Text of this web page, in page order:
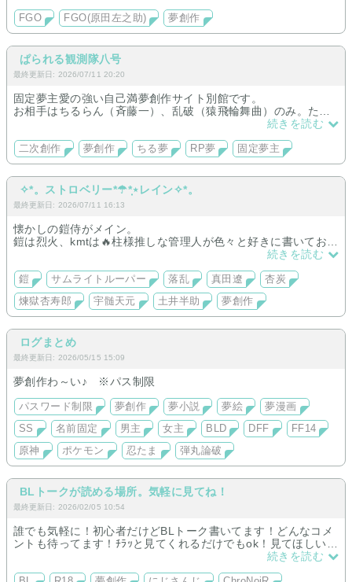
FGO FGO(原田左之助) 夢創作
ぱられる観測隊八号
最終更新日: 2026/07/11 20:20
固定夢主愛の強い自己満夢創作サイト別館です。
お相手はちるらん（斉藤一）、乱破（猿飛輪舞曲）のみ。たま
に他キャラも書くことありますが、かなり稀です。続きを読む
二次創作 夢創作 ちる夢 RP夢 固定夢主
✧︎*。ストロベリー*☂*̣̩⋆レイン✧︎*。
最終更新日: 2026/07/11 16:13
懐かしの鎧侍がメイン。
鎧は烈火、kmtは🔥柱様推しな管理人が色々と好きに書いており
現在、一時的にPCからのアクセスを制限しております。
☘ ̖́7/11☘鎧短編 ̖́-
を更新しました！
気ままにゆるーく更新中✨
続きを読む
鎧 サムライトルーパー 落乱 真田遼
杏炭
煉獄杏寿郎
宇髄天元 土井半助 夢創作
ログまとめ
最終更新日: 2026/05/15 15:09
夢創作わ～い♪ ※パス制限
パスワード制限 夢創作 夢小説 夢絵
夢漫画
SS
名前固定 男主 女主 BLD DFF
FF14
原神
ポケモン 忍たま 弾丸論破
BLトークが読める場所。気軽に見てね！
最終更新日: 2026/02/05 10:54
誰でも気軽に！初心者だけどBLトーク書いてます！どんなコメ
ントも待ってます！ﾁﾗｯと見てくれるだけでもok！見てほしい
続きを読む